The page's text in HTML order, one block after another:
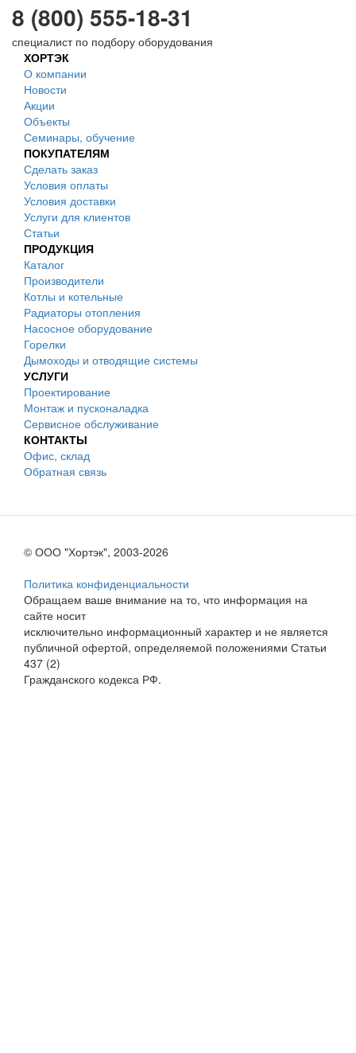
8 (800) 555-18-31
специалист по подбору оборудования
ХОРТЭК
О компании
Новости
Акции
Объекты
Семинары, обучение
ПОКУПАТЕЛЯМ
Сделать заказ
Условия оплаты
Условия доставки
Услуги для клиентов
Статьи
ПРОДУКЦИЯ
Каталог
Производители
Котлы и котельные
Радиаторы отопления
Насосное оборудование
Горелки
Дымоходы и отводящие системы
УСЛУГИ
Проектирование
Монтаж и пусконаладка
Сервисное обслуживание
КОНТАКТЫ
Офис, склад
Обратная связь
© ООО "Хортэк", 2003-2026
Политика конфиденциальности
Обращаем ваше внимание на то, что информация на
сайте носит
исключительно информационный характер и не является
публичной офертой, определяемой положениями Статьи
437 (2)
Гражданского кодекса РФ.